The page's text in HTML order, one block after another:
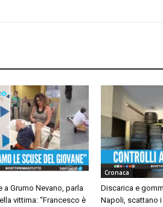
a Grumo Nevano, parla
vittima: “Francesco è
Cronaca
Discarica e
Napoli, scattano